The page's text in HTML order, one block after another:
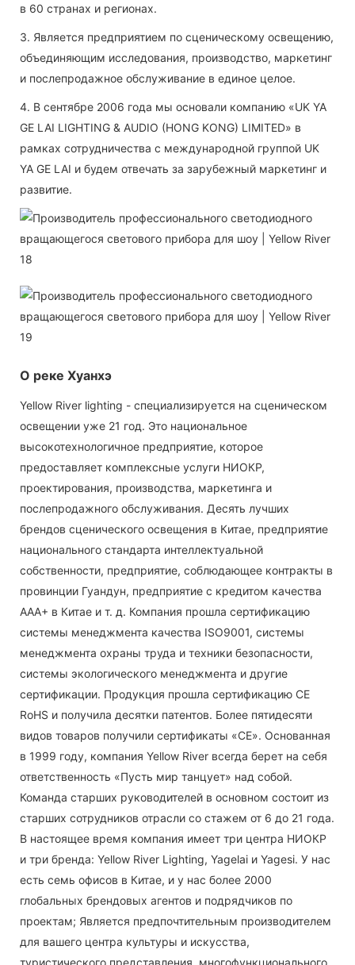
в 60 странах и регионах.
3. Является предприятием по сценическому освещению,
объединяющим исследования, производство, маркетинг
и послепродажное обслуживание в единое целое.
4. В сентябре 2006 года мы основали компанию «UK YA
GE LAI LIGHTING & AUDIO (HONG KONG) LIMITED» в
рамках сотрудничества с международной группой UK
YA GE LAI и будем отвечать за зарубежный маркетинг и
развитие.
О реке Хуанхэ
Yellow River lighting - специализируется на сценическом
освещении уже 21 год. Это национальное
высокотехнологичное предприятие, которое
предоставляет комплексные услуги НИОКР,
проектирования, производства, маркетинга и
послепродажного обслуживания. Десять лучших
брендов сценического освещения в Китае, предприятие
национального стандарта интеллектуальной
собственности, предприятие, соблюдающее контракты в
провинции Гуандун, предприятие с кредитом качества
AAA+ в Китае и т. д. Компания прошла сертификацию
системы менеджмента качества ISO9001, системы
менеджмента охраны труда и техники безопасности,
системы экологического менеджмента и другие
сертификации. Продукция прошла сертификацию CE
RoHS и получила десятки патентов. Более пятидесяти
видов товаров получили сертификаты «CE». Основанная
в 1999 году, компания Yellow River всегда берет на себя
ответственность «Пусть мир танцует» над собой.
Команда старших руководителей в основном состоит из
старших сотрудников отрасли со стажем от 6 до 21 года.
В настоящее время компания имеет три центра НИОКР
и три бренда: Yellow River Lighting, Yagelai и Yagesi. У нас
есть семь офисов в Китае, и у нас более 2000
глобальных брендовых агентов и подрядчиков по
проектам; Является предпочтительным производителем
для вашего центра культуры и искусства,
туристического представления, многофункционального